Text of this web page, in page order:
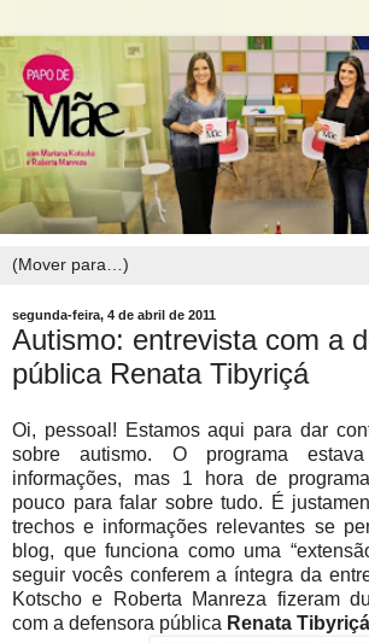
segunda-feira, 4 de abril de 2011
Autismo: entrevista com a
pública Renata Tibyriçá
Oi, pessoal! Estamos aqui para dar
sobre autismo. O programa
informações, mas 1 hora de
pouco para falar sobre tudo. É
trechos e informações relevantes se
blog, que funciona como uma
seguir vocês conferem a íntegra da
Kotscho e Roberta Manreza fizeram
com a defensora pública Renata Tibyriçá